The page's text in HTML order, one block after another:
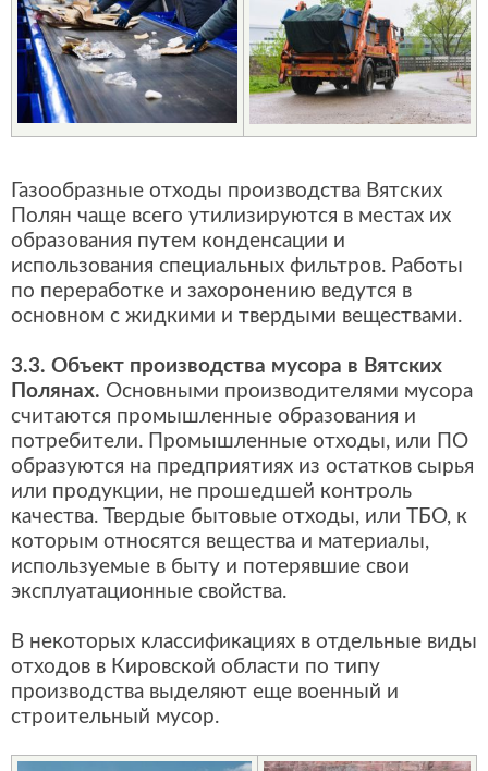
Газообразные отходы производства Вятских
Полян чаще всего утилизируются в местах их
образования путем конденсации и
использования специальных фильтров. Работы
по переработке и захоронению ведутся в
основном с жидкими и твердыми веществами.
3.3. Объект производства мусора в Вятских
Полянах. Основными производителями мусора
считаются промышленные образования и
потребители. Промышленные отходы, или ПО
образуются на предприятиях из остатков сырья
или продукции, не прошедшей контроль
качества. Твердые бытовые отходы, или ТБО, к
которым относятся вещества и материалы,
используемые в быту и потерявшие свои
эксплуатационные свойства.
В некоторых классификациях в отдельные виды
отходов в Кировской области по типу
производства выделяют еще военный и
строительный мусор.